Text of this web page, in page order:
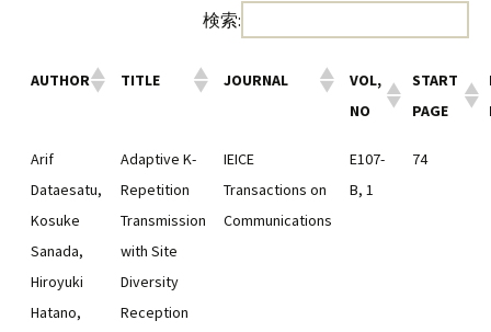
検索:
AUTHOR TITLE JOURNAL
VOL,
NO
START
PAGE
Arif
Dataesatu,
Kosuke
Sanada,
Hiroyuki
Hatano,
Adaptive K-
Repetition
Transmission
with Site
Diversity
Reception
IEICE
Transactions on
Communications
E107-
B, 1
74